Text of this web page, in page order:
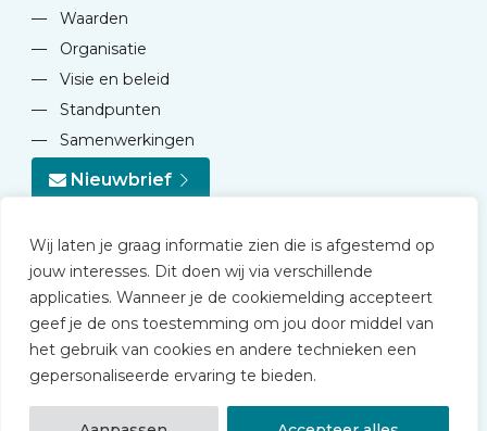
Wij laten je graag informatie zien die is afgestemd op
jouw interesses. Dit doen wij via verschillende
applicaties. Wanneer je de cookiemelding accepteert
geef je de ons toestemming om jou door middel van
het gebruik van cookies en andere technieken een
gepersonaliseerde ervaring te bieden.
—
Waarden
—
Organisatie
—
Visie en beleid
—
Standpunten
—
Samenwerkingen
Nieuwbrief
© 2026 NVD
Privacy statement
Disclaimer